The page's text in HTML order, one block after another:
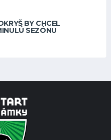
BY CHCEL
SEZÓNU